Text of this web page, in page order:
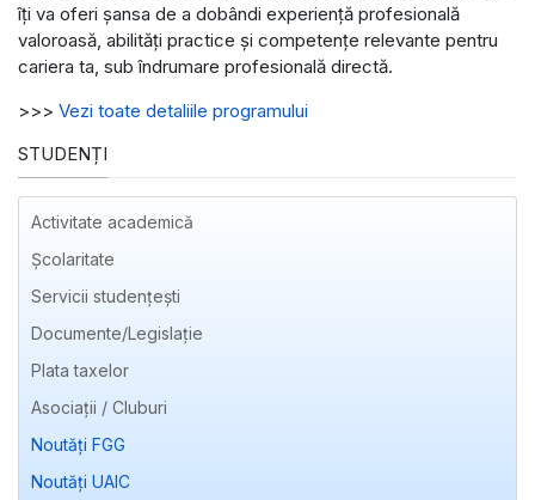
îți va oferi șansa de a dobândi experiență profesională
valoroasă, abilități practice și competențe relevante pentru
cariera ta, sub îndrumare profesională directă.
>>> Vezi toate detaliile programului
STUDENȚI
Activitate academică
Școlaritate
Servicii studențești
Documente/Legislație
Plata taxelor
Asociații / Cluburi
Noutăți FGG
Noutăți UAIC